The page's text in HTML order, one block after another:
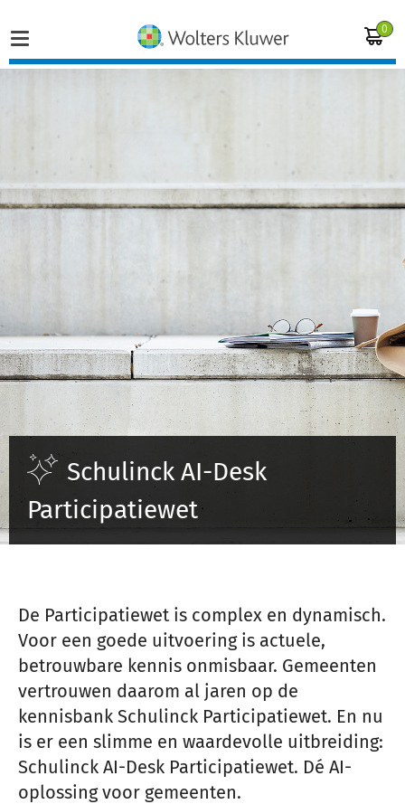
0
Vakgebieden
Juridisch advies
Inloggen op de kennisbank
Inloggen
Registreren
Schulinck AI-Desk
Participatiewet
De Participatiewet is complex en dynamisch.
Voor een goede uitvoering is actuele,
betrouwbare kennis onmisbaar. Gemeenten
vertrouwen daarom al jaren op de
kennisbank Schulinck Participatiewet. En nu
is er een slimme en waardevolle uitbreiding:
Schulinck AI-Desk Participatiewet. Dé AI-
oplossing voor gemeenten.